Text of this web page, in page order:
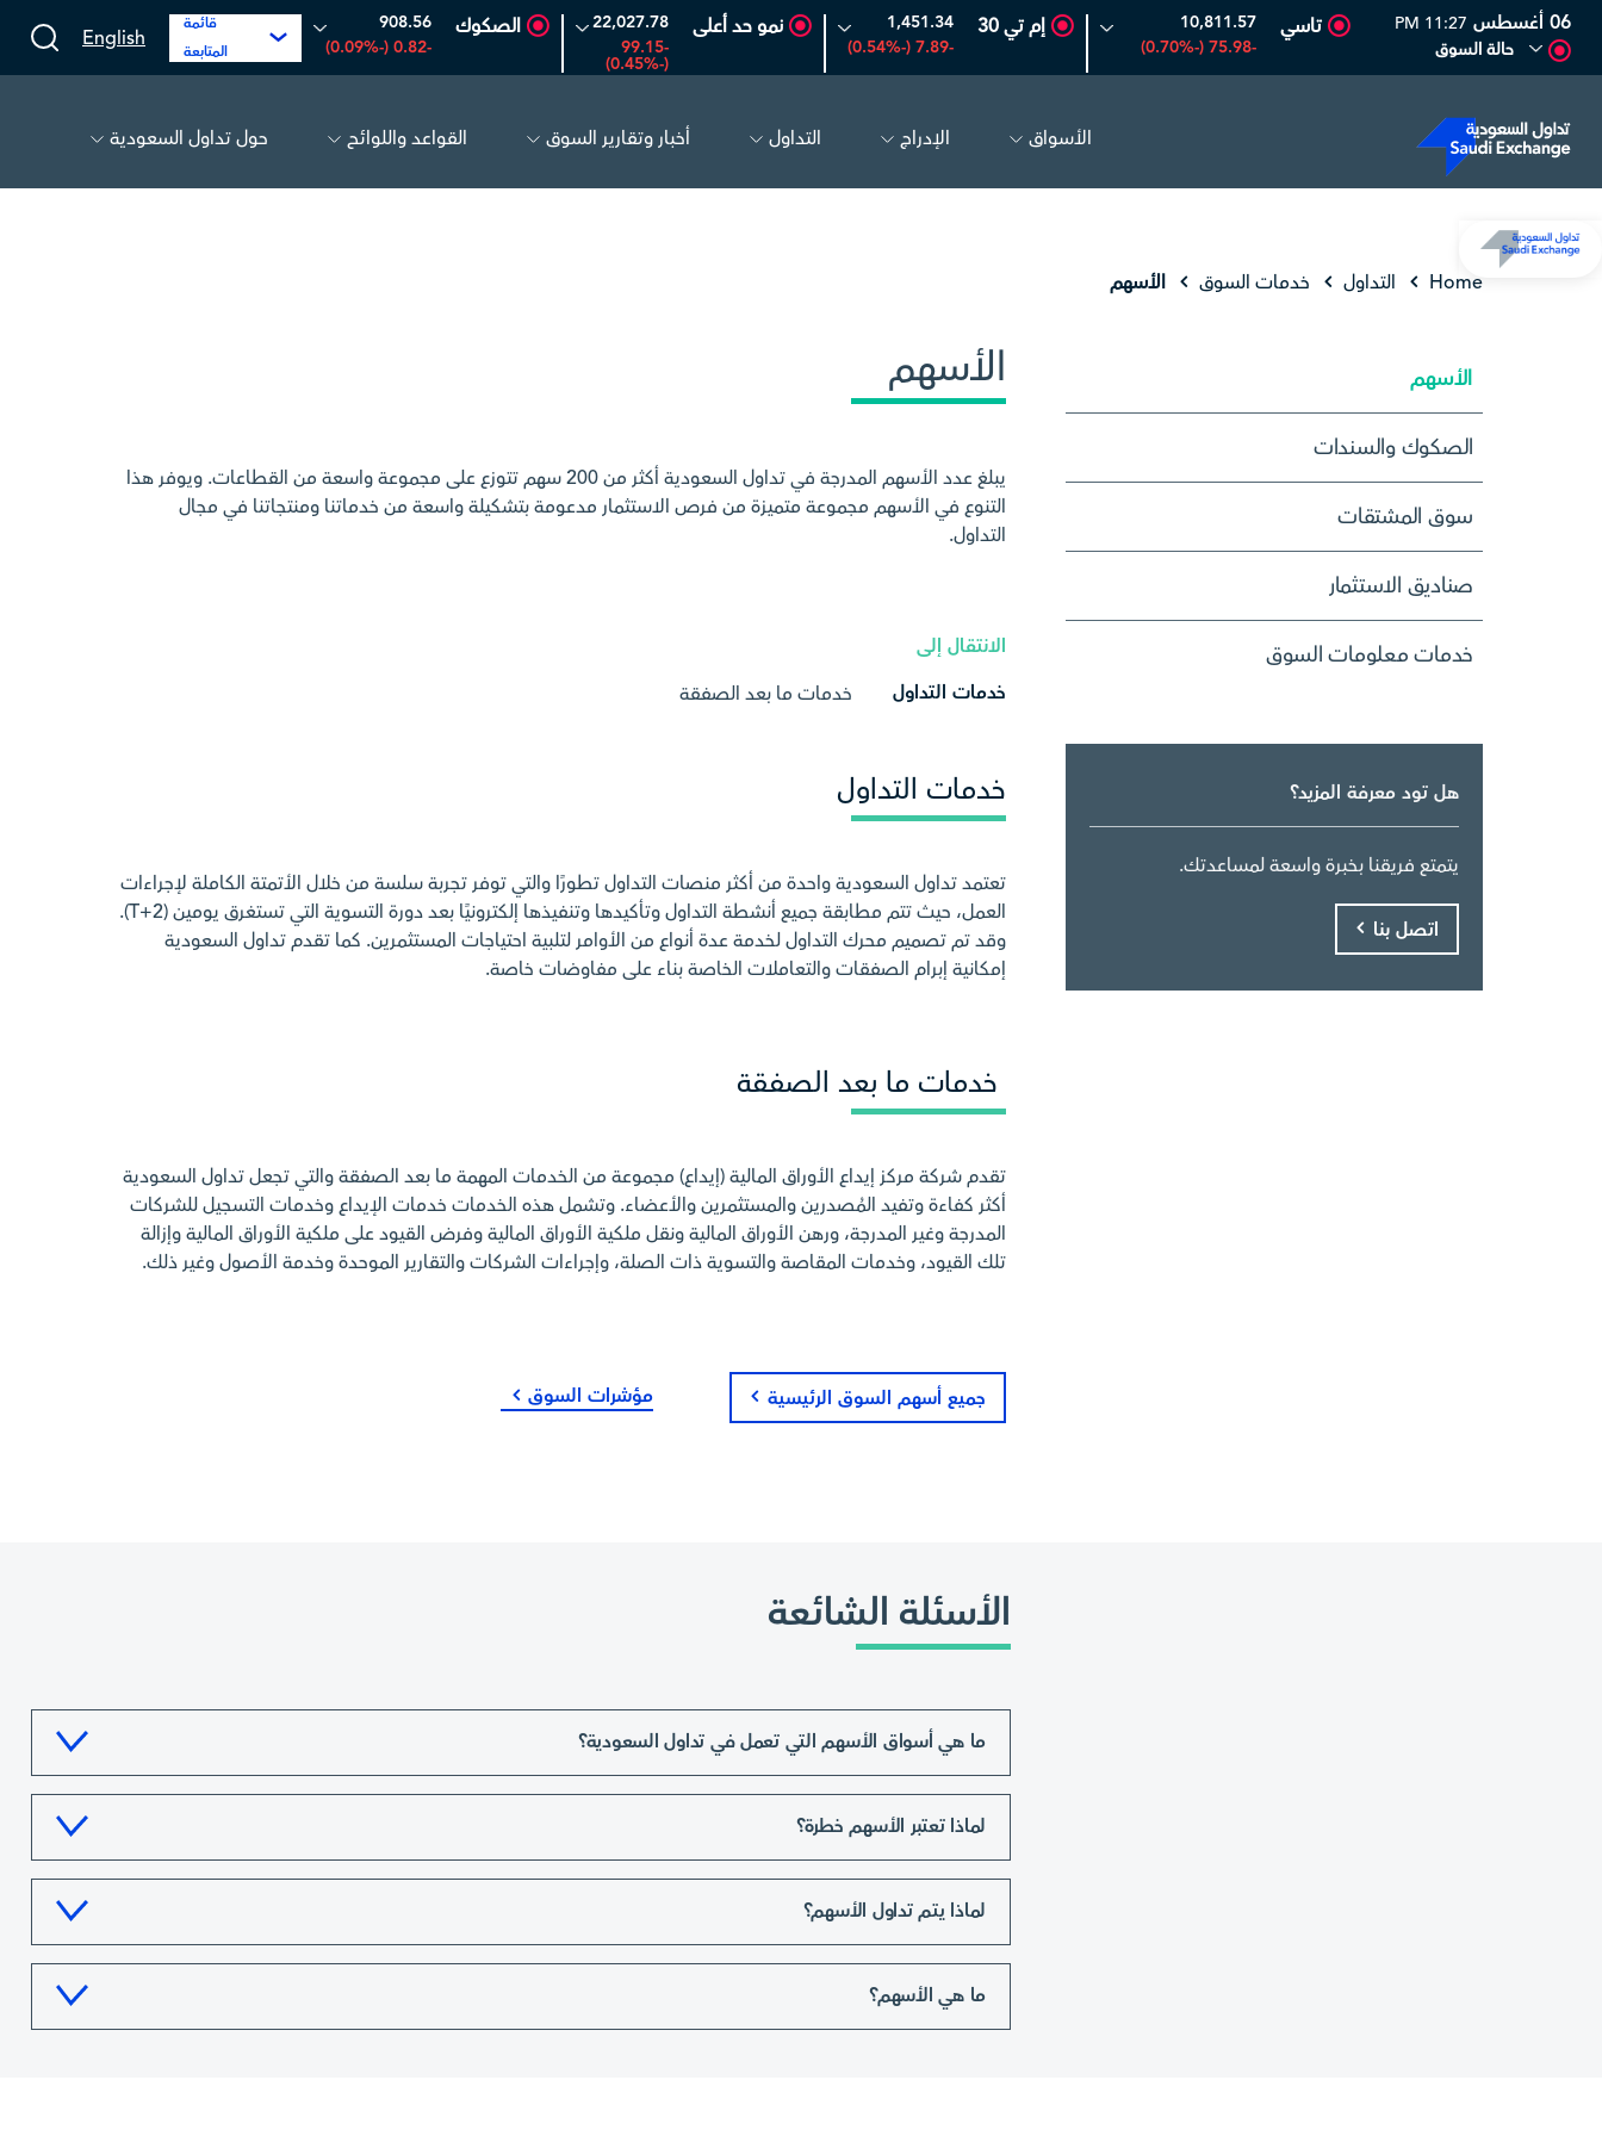
06 أغسطس
11:27 PM
حالة السوق
تاسي
10,811.57
-75.98 (-0.70%)
إم تي 30
1,451.34
-7.89 (-0.54%)
نمو حد أعلى
22,027.78
-99.15
(-0.45%)
الصكوك
908.56
-0.82 (-0.09%)
قائمة
المتابعة
English
الأسواق الإدراج التداول أخبار وتقارير السوق القواعد واللوائح حول تداول السعودية
Home التداول خدمات السوق الأسهم
الأسهم
الصكوك والسندات
سوق المشتقات
صناديق الاستثمار
خدمات معلومات السوق
هل تود معرفة المزيد؟
يتمتع فريقنا بخبرة واسعة لمساعدتك.
اتصل بنا
الأسهم
يبلغ عدد الأسهم المدرجة في تداول السعودية أكثر من 200 سهم تتوزع على مجموعة واسعة من القطاعات. ويوفر هذا
التنوع في الأسهم مجموعة متميزة من فرص الاستثمار مدعومة بتشكيلة واسعة من خدماتنا ومنتجاتنا في مجال
التداول.
الانتقال إلى
خدمات التداول
خدمات ما بعد الصفقة
خدمات التداول
تعتمد تداول السعودية واحدة من أكثر منصات التداول تطورًا والتي توفر تجربة سلسة من خلال الأتمتة الكاملة لإجراءات
العمل، حيث تتم مطابقة جميع أنشطة التداول وتأكيدها وتنفيذها إلكترونيًا بعد دورة التسوية التي تستغرق يومين (T+2).
وقد تم تصميم محرك التداول لخدمة عدة أنواع من الأوامر لتلبية احتياجات المستثمرين. كما تقدم تداول السعودية
إمكانية إبرام الصفقات والتعاملات الخاصة بناء على مفاوضات خاصة.
خدمات ما بعد الصفقة
تقدم شركة مركز إيداع الأوراق المالية (إيداع) مجموعة من الخدمات المهمة ما بعد الصفقة والتي تجعل تداول السعودية
أكثر كفاءة وتفيد المُصدرين والمستثمرين والأعضاء. وتشمل هذه الخدمات خدمات الإيداع وخدمات التسجيل للشركات
المدرجة وغير المدرجة، ورهن الأوراق المالية ونقل ملكية الأوراق المالية وفرض القيود على ملكية الأوراق المالية وإزالة
تلك القيود، وخدمات المقاصة والتسوية ذات الصلة، وإجراءات الشركات والتقارير الموحدة وخدمة الأصول وغير ذلك.
جميع أسهم السوق الرئيسية مؤشرات السوق
الأسئلة الشائعة
ما هي أسواق الأسهم التي تعمل في تداول السعودية؟
لماذا تعتبر الأسهم خطرة؟
لماذا يتم تداول الأسهم؟
ما هي الأسهم؟